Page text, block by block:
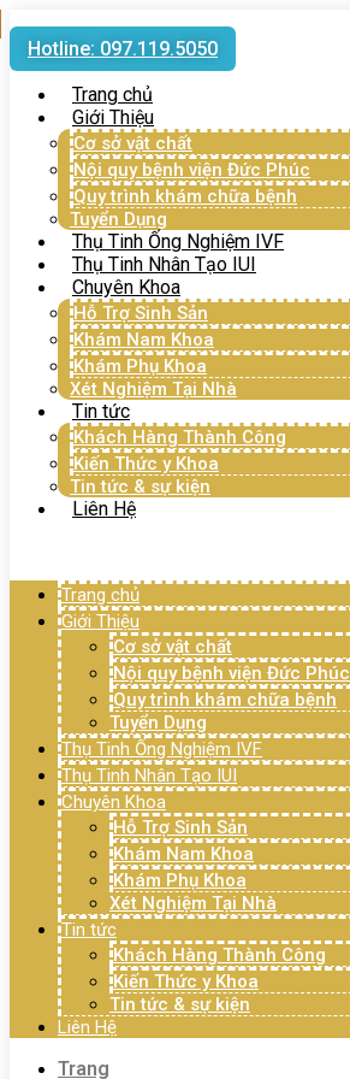
Hotline: 097.119.5050
Trang chủ
Giới Thiệu
Cơ sở vật chất
Nội quy bệnh viện Đức Phúc
Quy trình khám chữa bệnh
Tuyển Dụng
Thụ Tinh Ống Nghiệm IVF
Thụ Tinh Nhân Tạo IUI
Chuyên Khoa
Hỗ Trợ Sinh Sản
Khám Nam Khoa
Khám Phụ Khoa
Xét Nghiệm Tại Nhà
Tin tức
Khách Hàng Thành Công
Kiến Thức y Khoa
Tin tức & sự kiện
Liên Hệ
Trang chủ
Giới Thiệu
Cơ sở vật chất
Nội quy bệnh viện Đức Phúc
Quy trình khám chữa bệnh
Tuyển Dụng
Thụ Tinh Ống Nghiệm IVF
Thụ Tinh Nhân Tạo IUI
Chuyên Khoa
Hỗ Trợ Sinh Sản
Khám Nam Khoa
Khám Phụ Khoa
Xét Nghiệm Tại Nhà
Tin tức
Khách Hàng Thành Công
Kiến Thức y Khoa
Tin tức & sự kiện
Liên Hệ
Trang